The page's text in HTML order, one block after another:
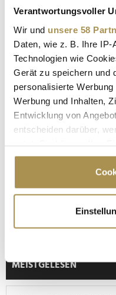
Verantwortungsvoller
Wir und unsere 58
Daten, wie z. B. Ihre
Technologien wie
Gerät zu speichern und
personalisierte
Werbung und Inhalten,
Entwicklung von
entscheiden darüber,
Cookie-Erklärung oder
Trigger Symbol ändern
Informationen
erfassen, welche
LEADERSNET.TV
"Die Leute wollen
Sommerloch"
MEISTGELESEN